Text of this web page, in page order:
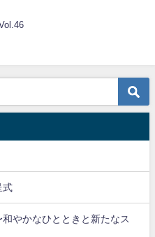
式
やかなひとときと新たなス